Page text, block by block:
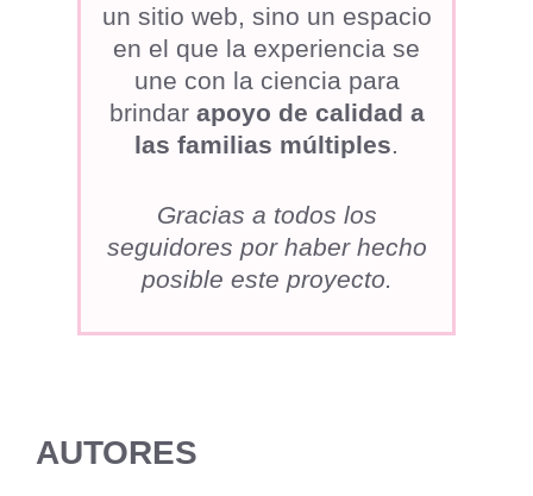
un sitio web, sino un espacio
en el que la experiencia se
une con la ciencia para
brindar apoyo de calidad a
las familias múltiples.
Gracias a todos los
seguidores por haber hecho
posible este proyecto.
AUTORES